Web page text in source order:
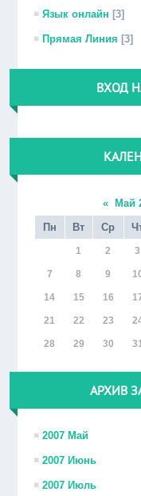
Язык онлайн [3]
Прямая Линия [3]
ВХОД
« Май
Пн
Вт Ср
1 2 3
7 8 9
14 15 16
21 22 23
28 29 30
АРХИВ
2007 Май
2007 Июнь
2007 Июль